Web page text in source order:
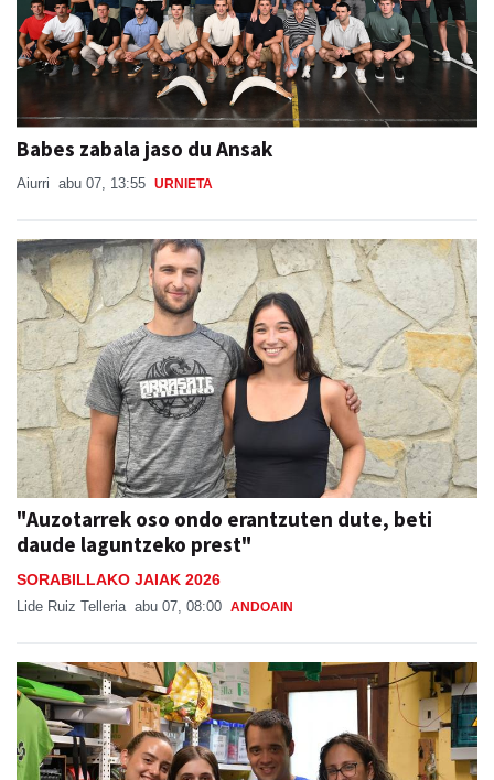
Babes zabala jaso du Ansak
Aiurri abu 07, 13:55 URNIETA
"Auzotarrek oso ondo erantzuten dute, beti
daude laguntzeko prest"
SORABILLAKO JAIAK 2026
Lide Ruiz Telleria abu 07, 08:00 ANDOAIN